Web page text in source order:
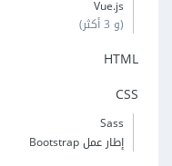
Vue.js
(و 3 أكثر)
HTML
CSS
Sass
إطار عمل Bootstrap